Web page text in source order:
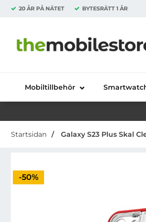
20 ÅR PÅ NÄTET BYTESRÄTT 1 ÅR
Startsidan för
Mobiltillbehör
Startsidan Galaxy S23 Plus Skal
Priset är nedsatt med
-50%